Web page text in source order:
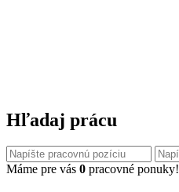
Hľadaj prácu
Máme pre vás 0 pracovné ponuky!